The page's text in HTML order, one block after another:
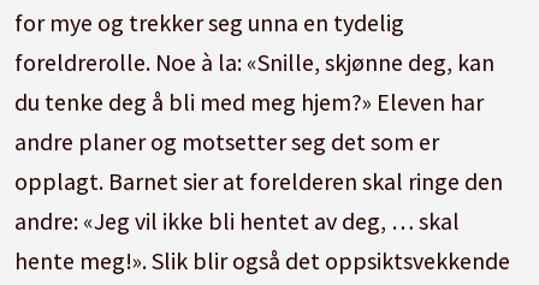
for mye og trekker seg unna en tydelig
foreldrerolle. Noe à la: «Snille, skjønne deg, kan
du tenke deg å bli med meg hjem?» Eleven har
andre planer og motsetter seg det som er
opplagt. Barnet sier at forelderen skal ringe den
andre: «Jeg vil ikke bli hentet av deg, … skal
hente meg!». Slik blir også det oppsiktsvekkende